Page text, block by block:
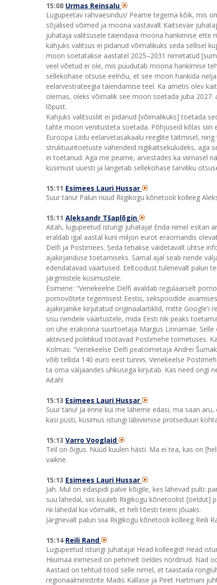
15:08 Urmas Reinsalu
Lugupeetav rahvaesindus! Peame tegema kõik, mis
sõjalised võimed ja moona vastavalt Kaitseväe
juhataja valitsusele täiendava moona hankimise ette
kahjuks valitsus ei pidanud võimalikuks seda sellisel
moon soetatakse aastatel 2025–2031 nimetatud
veel võetud ei ole, mis puudutab moona hankimise
sellekohase otsuse eelnõu, et see moon hankida
eelarvestrateegia täiendamise teel. Ka ametis olev
olemas, oleks võimalik see moon soetada juba 2027.
lõpust.
Kahjuks valitsusliit ei pidanud [võimalikuks] toetada
tahte moon venitusteta soetada. Põhjuseid kõlas siin
Euroopa Liidu eelarvetasakaalu reeglite täitmisel,
struktuuritoetuste vahendeid riigikaitsekuludeks, aga
ei toetanud. Aga me peame, arvestades ka viimasel
küsimust uuesti ja langetab sellekohase tarviliku
15:11 Esimees Lauri Hussar
Suur tänu! Palun nüüd Riigikogu kõnetooli kolleeg
15:11 Aleksandr Tšaplõgin
Aitäh, lugupeetud istungi juhataja! Enda nimel esitan
eraldab igal aastal kuni miljon eurot eraomandis
Delfi ja Postimees. Seda tehakse väidetavalt ühtse
ajakirjanduse toetamiseks. Samal ajal seab nende
edendatavad väärtused. Eeltoodust tulenevalt palun
järgmistele küsimustele.
Esimene: "Venekeelne Delfi avaldab regulaarselt
pornovõtete tegemisest Eestis, sekspoodide
ajakirjanike kirjutatud originaalartiklid, mitte Google'i
sisu nendele väärtustele, mida Eesti riik peaks
on ühe erakonna suurtoetaja Margus Linnamäe.
aktiivsed poliitikud töötavad Postimehe toimetuses.
Kolmas: "Venekeelse Delfi peatoimetaja Andrei
võib tellida 140 euro eest tunnis. Venekeelse
ta oma väljaandes uhkusega kirjutab. Kas need ongi
Aitäh!
15:13 Esimees Lauri Hussar
Suur tänu! Ja enne kui me läheme edasi, ma saan
käsi püsti, küsimus istungi läbiviimise protseduuri
15:13 Varro Vooglaid
Teil on õigus. Nüüd kuulen hästi. Ma ei tea, kas on
vaikne.
15:13 Esimees Lauri Hussar
Jah. Mul on edaspidi palve kõigile, kes lähevad pulti:
suu lähedal, siis kuuleb Riigikogu kõnetoolist
nii lähedal kui võimalik, et heli tõesti teieni jõuaks.
Järgnevalt palun siia Riigikogu kõnetooli kolleeg Reili
15:14 Reili Rand
Lugupeetud istungi juhataja! Head kolleegid! Head
Hiiumaa inimesed on pehmelt öeldes nördinud. Nad
Aastaid on tehtud tööd selle nimel, et taastada
regionaalministrite Madis Kallase ja Piret Hartmani